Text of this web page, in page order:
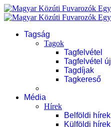
Tagság
Tagok
Tagfelvétel
Tagfelvétel új
Tagdíjak
Tagkereső
Média
Hírek
Belföldi hírek
Külföldi hírek